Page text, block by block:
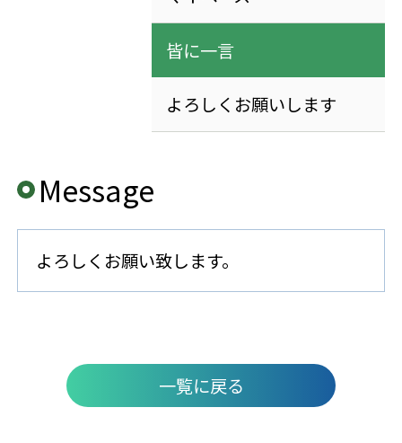
皆に一言
よろしくお願いします
Message
よろしくお願い致します。
一覧に戻る